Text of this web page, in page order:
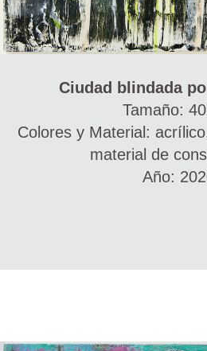
Ciudad blindada
Tamaño:
Colores y Material:
material de
Año: